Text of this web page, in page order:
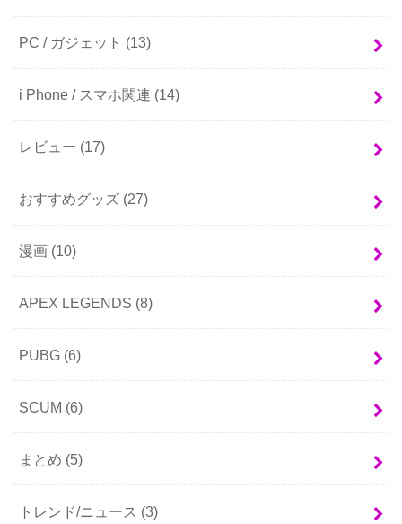
PC / ガジェット (13)
i Phone / スマホ関連 (14)
レビュー (17)
おすすめグッズ (27)
漫画 (10)
APEX LEGENDS (8)
PUBG (6)
SCUM (6)
まとめ (5)
トレンド/ニュース (3)